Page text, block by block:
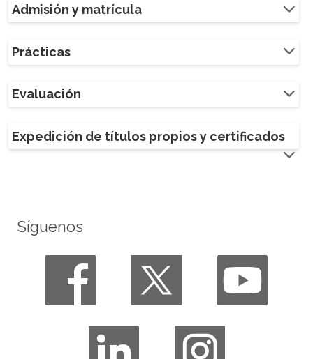
Admisión y matrícula
Prácticas
Evaluación
Expedición de títulos propios y certificados
Síguenos